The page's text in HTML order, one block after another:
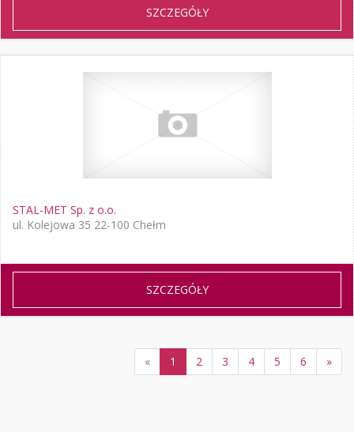
SZCZEGÓŁY
STAL-MET Sp. z o.o.
ul. Kolejowa 35 22-100 Chełm
SZCZEGÓŁY
« 1 2 3 4 5 6 »